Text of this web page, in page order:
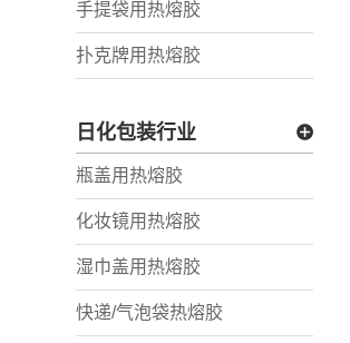
手提袋用热熔胶
扑克牌用热熔胶
日化包装行业
瓶盖用热熔胶
化妆镜用热熔胶
湿巾盖用热熔胶
快递/气泡袋热熔胶